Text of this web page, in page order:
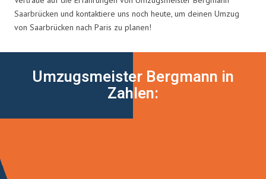
Saarbrücken und kontaktiere uns noch heute, um deinen Umzug
von Saarbrücken nach Paris zu planen!
Umzugsmeister Bergmann in
Zahlen: